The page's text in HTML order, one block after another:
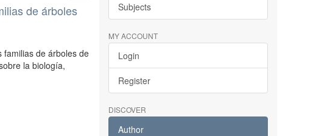
de árboles
familias de árboles de
la biología,
Subjects
MY ACCOUNT
Login
Register
DISCOVER
Author